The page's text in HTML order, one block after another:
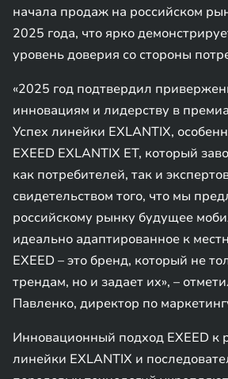
начала продаж на российском
2025 года, что ярко
уровень доверия со стороны
«2025 год подтвердил
инновациям и лидерству в
Успех линейки EXLANTIX,
EXEED EXLANTIX ET, который
как потребителей, так и
свидетельством того, что мы
российскому рынку будущее
идеально адаптированное к
EXEED – это бренд, который не
трендам, но и задает их», –
Павленко, директор по
Инновационный подход EXEED к
линейки EXLANTIX и